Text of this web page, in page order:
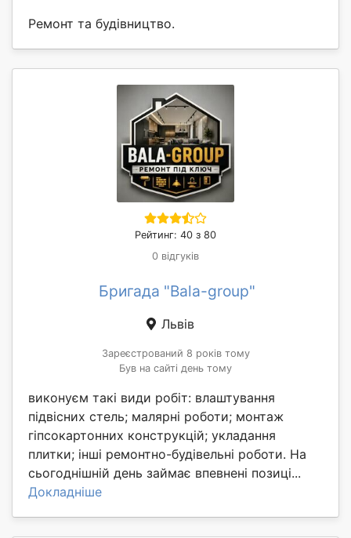
Ремонт та будівництво.
Рейтинг: 40 з 80
0 відгуків
Бригада "Bala-group"
Львів
Зареєстрований 8 років тому
Був на сайті день тому
виконуєм такі види робіт: влаштування
підвісних стель; малярні роботи; монтаж
гіпсокартонних конструкцій; укладання
плитки; інші ремонтно-будівельні роботи. На
сьогоднішній день займає впевнені позиці...
Докладніше